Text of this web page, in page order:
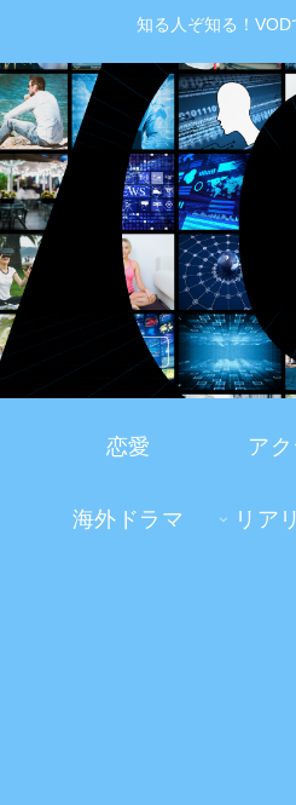
知る人ぞ知る！
恋愛 ア
海外ドラマ